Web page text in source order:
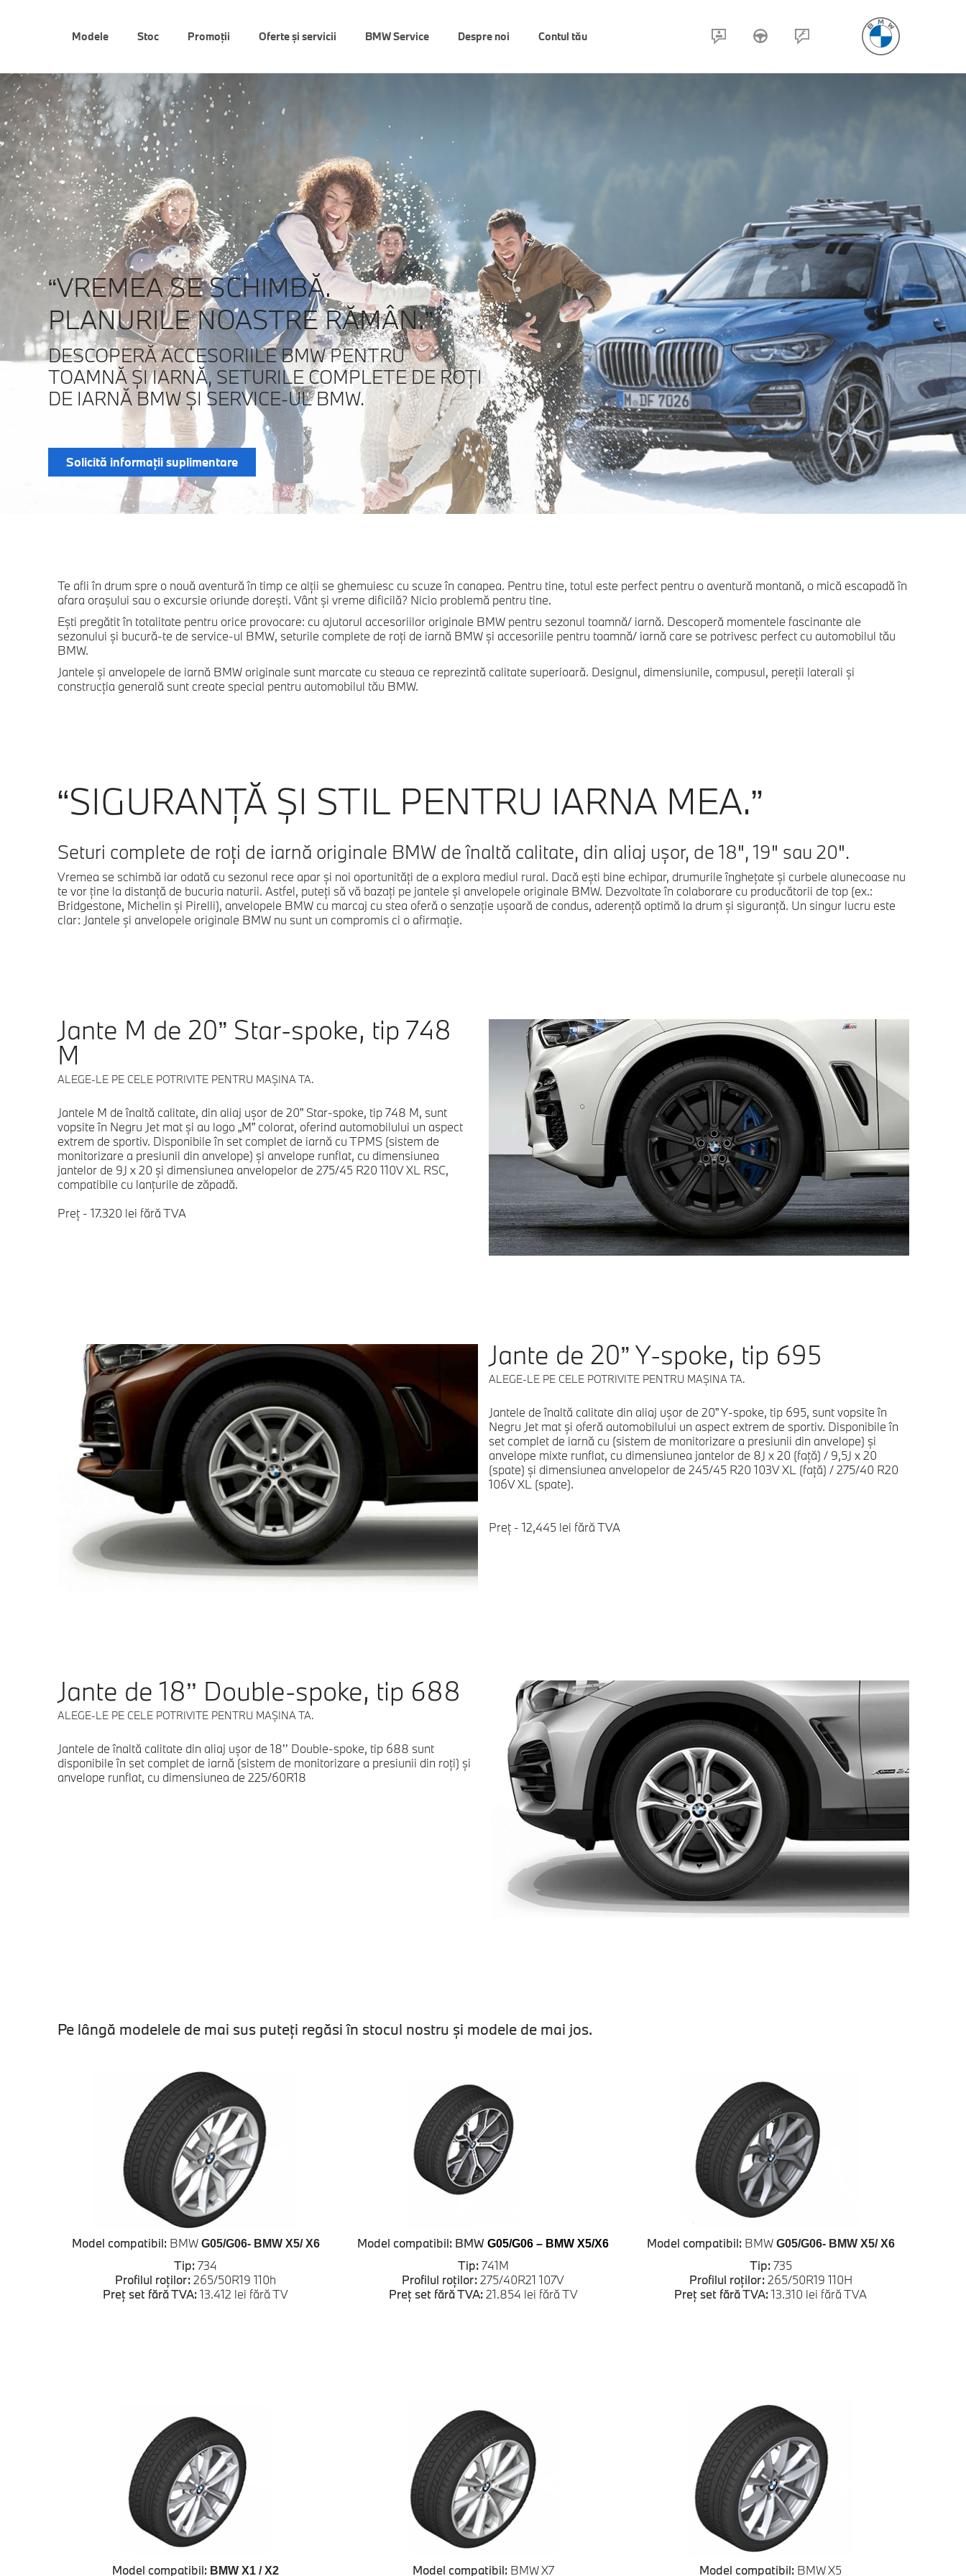
Modele Stoc Promoții Oferte şi servicii BMW Service Despre noi Contul tău
“VREMEA SE SCHIMBĂ.
PLANURILE NOASTRE RĂMÂN.”
DESCOPERĂ ACCESORIILE BMW PENTRU
TOAMNĂ ŞI IARNĂ, SETURILE COMPLETE DE ROŢI
DE IARNĂ BMW ŞI SERVICE-UL BMW.
Solicită informaţii suplimentare
Te afli în drum spre o nouă aventură în timp ce alţii se ghemuiesc cu scuze în canapea. Pentru tine, totul este perfect pentru o aventură montană, o mică escapadă în
afara oraşului sau o excursie oriunde doreşti. Vânt şi vreme dificilă? Nicio problemă pentru tine.
Eşti pregătit în totalitate pentru orice provocare: cu ajutorul accesoriilor originale BMW pentru sezonul toamnă/ iarnă. Descoperă momentele fascinante ale
sezonului şi bucură-te de service-ul BMW, seturile complete de roţi de iarnă BMW şi accesoriile pentru toamnă/ iarnă care se potrivesc perfect cu automobilul tău
BMW.
Jantele şi anvelopele de iarnă BMW originale sunt marcate cu steaua ce reprezintă calitate superioară. Designul, dimensiunile, compusul, pereţii laterali şi
construcţia generală sunt create special pentru automobilul tău BMW.
“SIGURANŢĂ ŞI STIL PENTRU IARNA MEA.”
Seturi complete de roţi de iarnă originale BMW de înaltă calitate, din aliaj uşor, de 18", 19" sau 20".
Vremea se schimbă iar odată cu sezonul rece apar şi noi oportunităţi de a explora mediul rural. Dacă eşti bine echipar, drumurile îngheţate şi curbele alunecoase nu
te vor ţine la distanţă de bucuria naturii. Astfel, puteţi să vă bazaţi pe jantele şi anvelopele originale BMW. Dezvoltate în colaborare cu producătorii de top (ex.:
Bridgestone, Michelin şi Pirelli), anvelopele BMW cu marcaj cu stea oferă o senzaţie uşoară de condus, aderenţă optimă la drum şi siguranţă. Un singur lucru este
clar: Jantele şi anvelopele originale BMW nu sunt un compromis ci o afirmaţie.
Jante M de 20” Star-spoke, tip 748
M
ALEGE-LE PE CELE POTRIVITE PENTRU MAŞINA TA.
Jantele M de înaltă calitate, din aliaj uşor de 20” Star-spoke, tip 748 M, sunt
vopsite în Negru Jet mat şi au logo „M” colorat, oferind automobilului un aspect
extrem de sportiv. Disponibile în set complet de iarnă cu TPMS (sistem de
monitorizare a presiunii din anvelope) şi anvelope runflat, cu dimensiunea
jantelor de 9J x 20 şi dimensiunea anvelopelor de 275/45 R20 110V XL RSC,
compatibile cu lanţurile de zăpadă.
Preț - 17.320 lei fără TVA
Jante de 20” Y-spoke, tip 695
ALEGE-LE PE CELE POTRIVITE PENTRU MAŞINA TA.
Jantele de înaltă calitate din aliaj uşor de 20” Y-spoke, tip 695, sunt vopsite în
Negru Jet mat şi oferă automobilului un aspect extrem de sportiv. Disponibile în
set complet de iarnă cu (sistem de monitorizare a presiunii din anvelope) şi
anvelope mixte runflat, cu dimensiunea jantelor de 8J x 20 (faţă) / 9,5J x 20
(spate) şi dimensiunea anvelopelor de 245/45 R20 103V XL (faţă) / 275/40 R20
106V XL (spate).
Preț - 12,445 lei fără TVA
Jante de 18’’ Double-spoke, tip 688
ALEGE-LE PE CELE POTRIVITE PENTRU MAŞINA TA.
Jantele de înaltă calitate din aliaj ușor de 18’’ Double-spoke, tip 688 sunt
disponibile în set complet de iarnă (sistem de monitorizare a presiunii din roți) și
anvelope runflat, cu dimensiunea de 225/60R18
Pe lângă modelele de mai sus puteţi regăsi în stocul nostru şi modele de mai jos.
Model compatibil: BMW G05/G06- BMW X5/ X6
Tip: 734
Profilul roților: 265/50R19 110h
Preț set fără TVA: 13.412 lei fără TV
Model compatibil: BMW G05/G06 – BMW X5/X6
Tip: 741M
Profilul roților: 275/40R21 107V
Preț set fără TVA: 21.854 lei fără TV
Model compatibil: BMW G05/G06- BMW X5/ X6
Tip: 735
Profilul roților: 265/50R19 110H
Preț set fără TVA: 13.310 lei fără TVA
Model compatibil: BMW X1 / X2 Model compatibil: BMW X7 Model compatibil: BMW X5